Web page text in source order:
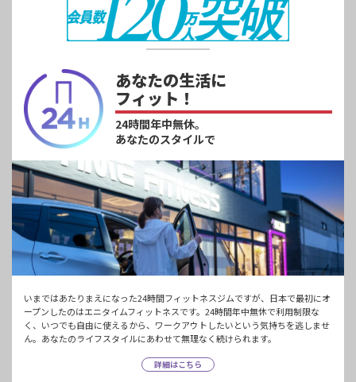
あなたの生活に
フィット！
24時間年中無休。
あなたのスタイルで
いまではあたりまえになった24時間フィットネスジムですが、日本で最初にオ
ープンしたのはエニタイムフィットネスです。24時間年中無休で利用制限な
く、いつでも自由に使えるから、ワークアウトしたいという気持ちを逃しませ
ん。あなたのライフスタイルにあわせて無理なく続けられます。
詳細はこちら